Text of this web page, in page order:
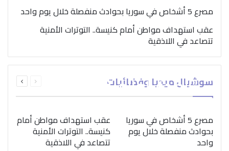
مصرع 5 أشخاص في سوريا بحوادث منفصلة خلال يوم واحد
عقب استهداف مواطن أمام كنيسة.. التوترات الأمنية
تتصاعد في اللاذقية
سوشيال ميديا وفضائيات الصفحةالصفحة
بمناسبة اليوم الدولي..
“الصحة العالمية” تؤكد
ضرورة اتباع نهج متكامل
لمواجهة إدمان المخدرات
مصرع 5 أشخاص في سوريا
بحوادث منفصلة خلال يوم
واحد
عقب استهداف مواطن أمام
كنيسة.. التوترات الأمنية
تتصاعد في اللاذقية